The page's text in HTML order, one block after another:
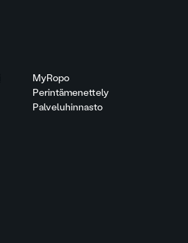
MyRopo
Perintämenettely
Palveluhinnasto